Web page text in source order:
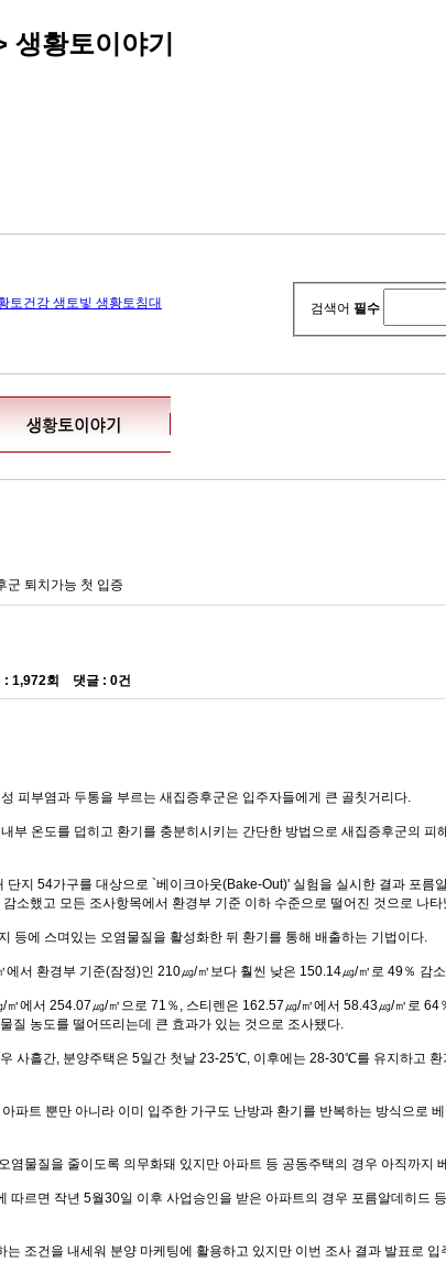
황토이야기
검색어 필수
군 퇴치가능 첫 입증
: 1,972회 댓글 : 0건
피부염과 두통을 부르는 새집증후군은 입주자들에게 큰 골칫거리다.
부 온도를 덥히고 환기를 충분히시키는 간단한 방법으로 새집증후군의 피
지 54가구를 대상으로 `베이크아웃(Bake-Out)' 실험을 실시한 결과 포름
소했고 모든 조사항목에서 환경부 기준 이하 수준으로 떨어진 것으로 나
등에 스며있는 오염물질을 활성화한 뒤 환기를 통해 배출하는 기법이다.
서 환경부 기준(잠정)인 210㎍/㎥보다 훨씬 낮은 150.14㎍/㎥로 49％ 감
에서 254.07㎍/㎥으로 71％, 스티렌은 162.57㎍/㎥에서 58.43㎍/㎥로
질 농도를 떨어뜨리는데 큰 효과가 있는 것으로 조사됐다.
사흘간, 분양주택은 5일간 첫날 23-25℃, 이후에는 28-30℃를 유지하고
파트 뿐만 아니라 이미 입주한 가구도 난방과 환기를 반복하는 방식으로
염물질을 줄이도록 의무화돼 있지만 아파트 등 공동주택의 경우 아직까지
따르면 작년 5월30일 이후 사업승인을 받은 아파트의 경우 포름알데히드
조건을 내세워 분양 마케팅에 활용하고 있지만 이번 조사 결과 발표로